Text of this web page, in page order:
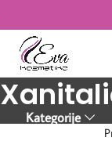
Kategorije